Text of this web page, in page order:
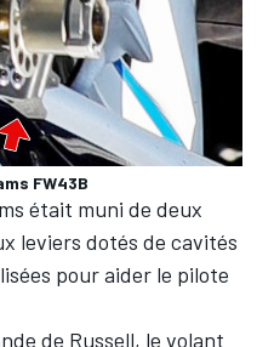
FW43B
était muni de deux
leviers dotés de cavités
pour aider le pilote
de Russell, le volant